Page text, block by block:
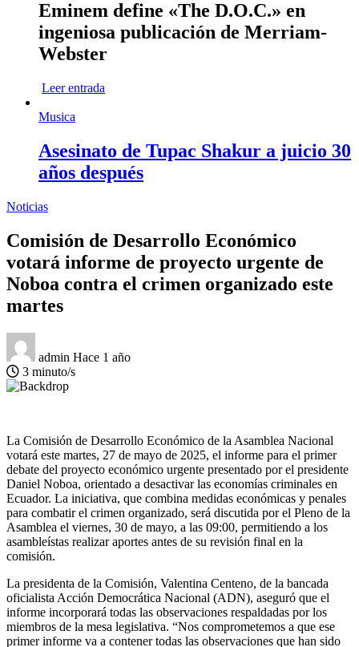
Eminem define «The D.O.C.» en
ingeniosa publicación de Merriam-
Webster
Leer entrada
Musica
Asesinato de Tupac Shakur a juicio 30
años después
Noticias
Comisión de Desarrollo Económico
votará informe de proyecto urgente de
Noboa contra el crimen organizado este
martes
admin Hace 1 año
3 minuto/s
La Comisión de Desarrollo Económico de la Asamblea Nacional
votará este martes, 27 de mayo de 2025, el informe para el primer
debate del proyecto económico urgente presentado por el presidente
Daniel Noboa, orientado a desactivar las economías criminales en
Ecuador. La iniciativa, que combina medidas económicas y penales
para combatir el crimen organizado, será discutida por el Pleno de la
Asamblea el viernes, 30 de mayo, a las 09:00, permitiendo a los
asambleístas realizar aportes antes de su revisión final en la
comisión.
La presidenta de la Comisión, Valentina Centeno, de la bancada
oficialista Acción Democrática Nacional (ADN), aseguró que el
informe incorporará todas las observaciones respaldadas por los
miembros de la mesa legislativa. “Nos comprometemos a que ese
primer informe va a contener todas las observaciones que han sido